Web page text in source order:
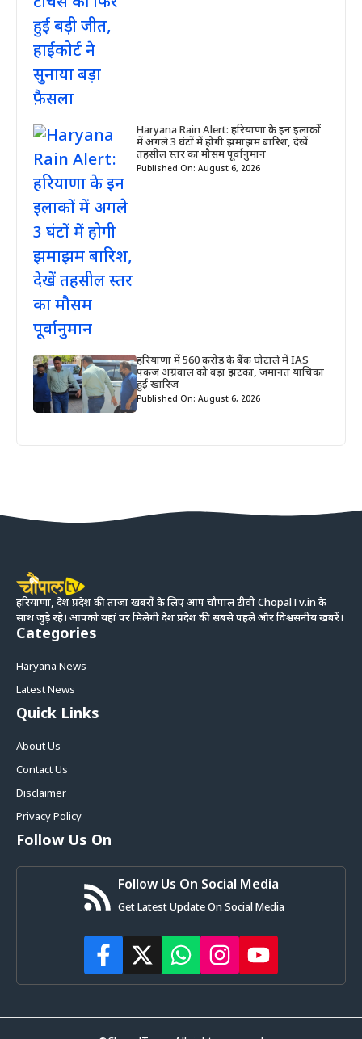
Haryana Rain Alert: हरियाणा के इन इलाकों
में अगले 3 घंटों में होगी झमाझम बारिश, देखें
तहसील स्तर का मौसम पूर्वानुमान
Published On: August 6, 2026
हरियाणा में 560 करोड़ के बैंक घोटाले में IAS
पंकज अग्रवाल को बड़ा झटका, जमानत याचिका
हुई खारिज
Published On: August 6, 2026
हरियाणा, देश प्रदेश की ताजा खबरों के लिए आप चौपाल टीवी ChopalTv.in के
साथ जुड़े रहे। आपको यहां पर मिलेगी देश प्रदेश की सबसे पहले और विश्वसनीय खबरें।
Categories
Haryana News
Latest News
Quick Links
About Us
Contact Us
Disclaimer
Privacy Policy
Follow Us On
Follow Us On Social Media
Get Latest Update On Social Media